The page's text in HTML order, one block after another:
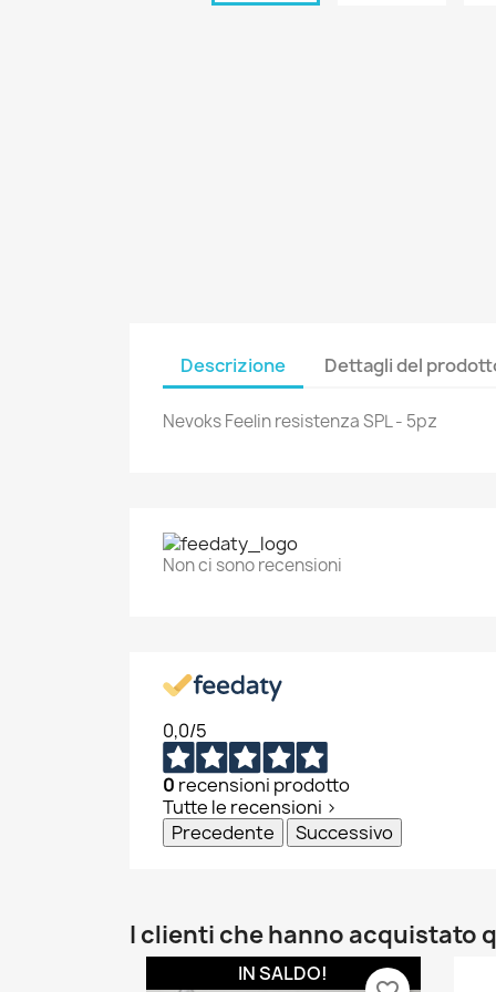
Descrizione Dettagli del
Nevoks Feelin resistenza SPL - 5pz
Non ci sono recensioni
0,0/5
0 recensioni prodotto
Tutte le recensioni >
Precedente
Successivo
I clienti che hanno acquistato
IN SALDO!